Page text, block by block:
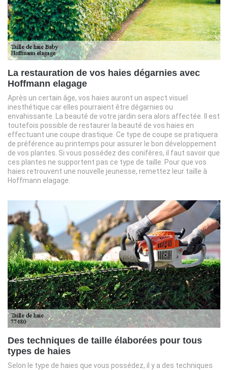
La restauration de vos haies dégarnies avec
Hoffmann elagage
Après un certain âge, vos haies auront un aspect visuel
inesthétique car elles pourraient être dégarnies ou
envahissante. La beauté de votre jardin sera alors affectée. Il est
toutefois possible de restaurer la beauté de vos haies en
effectuant une coupe drastique. Ce type de coupe se pratiquera
de préférence au printemps pour assurer le bon développement
de vos plantes. Si vous possédez des conifères, il faut savoir que
ces plantes ne supportent pas ce type de taille. Pour que vos
haies retrouvent une nouvelle jeunesse, remettez leur taille à
Hoffmann elagage.
Des techniques de taille élaborées pour tous
types de haies
Selon le type de haies que vous possédez, il y a des techniques